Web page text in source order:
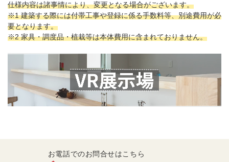
仕様内容は諸事情により、変更となる場合がございます。
※1 建築する際には付帯工事や登録に係る手数料等、別途費用が必
要となります。
※2 家具・調度品・植栽等は本体費用に含まれておりません。
お電話でのお問合せはこちら